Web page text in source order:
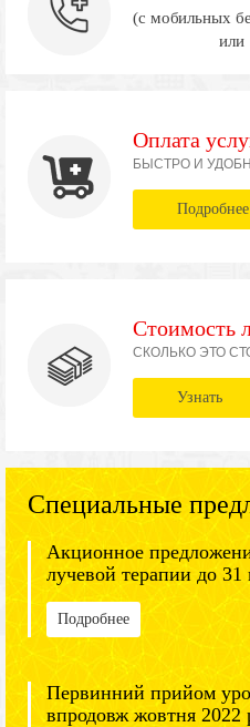
(с мобильных
или
Оплата
БЫСТРО И
Подробнее
Стоимость
СКОЛЬКО ЭТО
Узнать
Специальные
Акционное
лучевой терапии до 31
Подробнее
Первинний прийом
впродовж жовтня 2022